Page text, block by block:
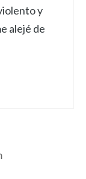
y
alejé de